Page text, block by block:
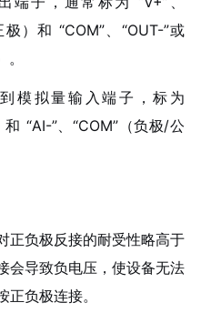
极）和 “COM”、“OUT-”或
到模拟量输入端子，标为
和 “AI-”、“COM”（负极/公
正负极反接的耐受性略高于
会导致负电压，使设备无法
负极连接。